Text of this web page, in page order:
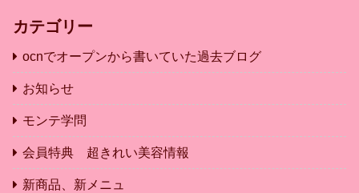
カテゴリー
ocnでオープンから書いていた過去ブログ
お知らせ
モンテ学問
会員特典 超きれい美容情報
新商品、新メニュ